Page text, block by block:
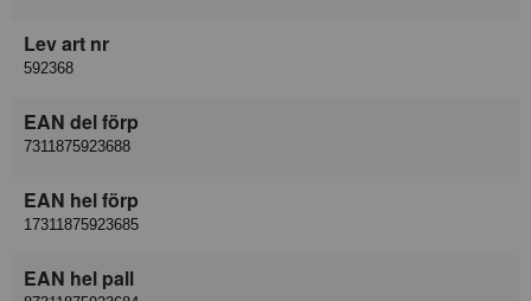
Lev art nr
592368
EAN del förp
7311875923688
EAN hel förp
17311875923685
EAN hel pall